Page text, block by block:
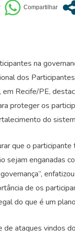
na
dos
Recife/PE,
proteger os
do
que o
sejam enganadas
de os
do que é um
de ataques vindos